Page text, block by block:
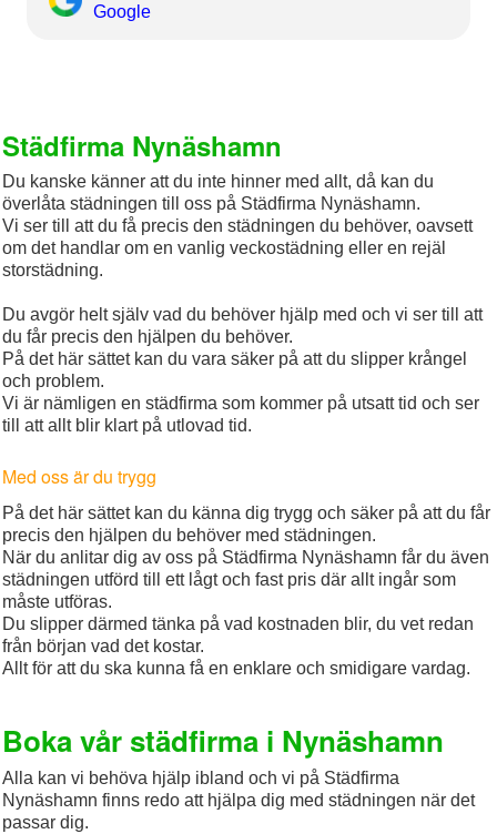
Google
Städfirma Nynäshamn
Du kanske känner att du inte hinner med allt, då kan du
överlåta städningen till oss på Städfirma Nynäshamn.
Vi ser till att du få precis den städningen du behöver, oavsett
om det handlar om en vanlig veckostädning eller en rejäl
storstädning.
Du avgör helt själv vad du behöver hjälp med och vi ser till att
du får precis den hjälpen du behöver.
På det här sättet kan du vara säker på att du slipper krångel
och problem.
Vi är nämligen en städfirma som kommer på utsatt tid och ser
till att allt blir klart på utlovad tid.
Med oss är du trygg
På det här sättet kan du känna dig trygg och säker på att du får
precis den hjälpen du behöver med städningen.
När du anlitar dig av oss på Städfirma Nynäshamn får du även
städningen utförd till ett lågt och fast pris där allt ingår som
måste utföras.
Du slipper därmed tänka på vad kostnaden blir, du vet redan
från början vad det kostar.
Allt för att du ska kunna få en enklare och smidigare vardag.
Boka vår städfirma i Nynäshamn
Alla kan vi behöva hjälp ibland och vi på Städfirma
Nynäshamn finns redo att hjälpa dig med städningen när det
passar dig.